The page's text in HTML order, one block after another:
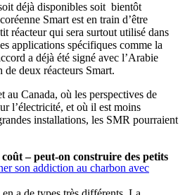
déjà disponibles soit bientôt
Smart est en train d’être
réacteur qui sera surtout utilisé dans
applications spécifiques comme la
a déjà été signé avec l’Arabie
deux réacteurs Smart.
au Canada, où les perspectives de
l’électricité, et où il est moins
installations, les SMR pourraient
son addiction au charbon avec
– peut-on construire des petits